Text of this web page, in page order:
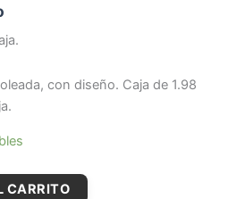
con diseño. Caja de 1.98
CARRITO